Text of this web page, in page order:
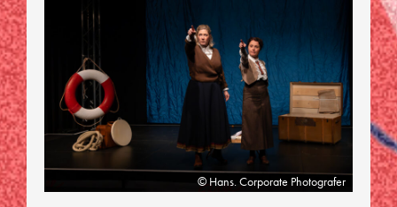
Hans. Corporate Photografer